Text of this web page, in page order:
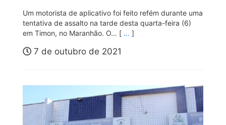
Um motorista de aplicativo foi feito refém durante uma
tentativa de assalto na tarde desta quarta-feira (6)
em Timon, no Maranhão. O… [ … ]
7 de outubro de 2021